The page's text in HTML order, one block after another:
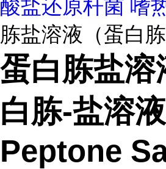
酸盐还原杆菌 嗜
胨盐溶液（蛋白
蛋白胨盐溶
白胨-盐溶液
Peptone